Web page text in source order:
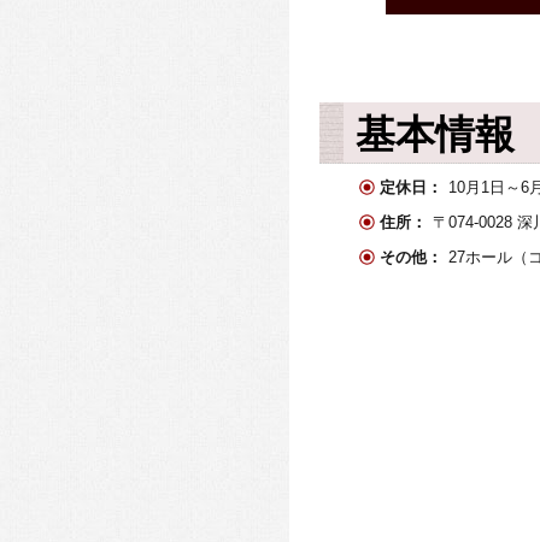
基本情報
定休日：
10月1日～6
住所：
〒074-0028 深
その他：
27ホール（